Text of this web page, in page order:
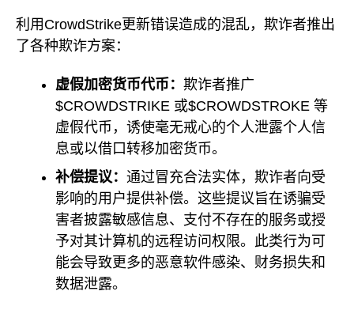
利用CrowdStrike更新错误造成的混乱，欺诈者推出
了各种欺诈方案：
虚假加密货币代币： 欺诈者推广
$CROWDSTRIKE 或$CROWDSTROKE 等
虚假代币，诱使毫无戒心的个人泄露个人信
息或以借口转移加密货币。
补偿提议： 通过冒充合法实体，欺诈者向受
影响的用户提供补偿。这些提议旨在诱骗受
害者披露敏感信息、支付不存在的服务或授
予对其计算机的远程访问权限。此类行为可
能会导致更多的恶意软件感染、财务损失和
数据泄露。